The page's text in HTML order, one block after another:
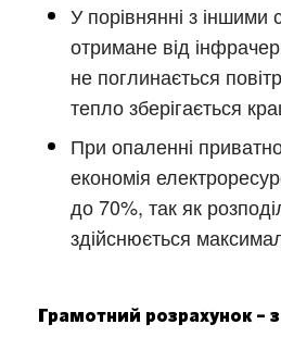
У порівнянні з
отримане від
не поглинається
тепло зберігається
При опаленні
економія
до 70%, так як
здійснюється
Грамотний розрахунок –